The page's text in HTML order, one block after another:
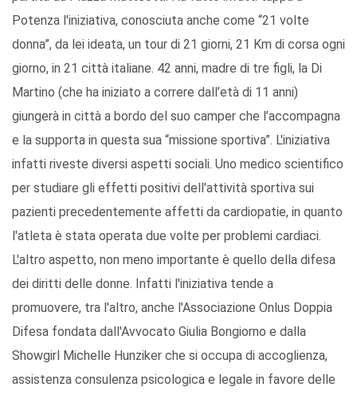
Potenza l'iniziativa, conosciuta anche come “21 volte
donna”, da lei ideata, un tour di 21 giorni, 21 Km di corsa ogni
giorno, in 21 città italiane. 42 anni, madre di tre figli, la Di
Martino (che ha iniziato a correre dall’età di 11 anni)
giungerà in città a bordo del suo camper che l’accompagna
e la supporta in questa sua “missione sportiva”. L'iniziativa
infatti riveste diversi aspetti sociali. Uno medico scientifico
per studiare gli effetti positivi dell'attività sportiva sui
pazienti precedentemente affetti da cardiopatie, in quanto
l'atleta è stata operata due volte per problemi cardiaci.
L'altro aspetto, non meno importante è quello della difesa
dei diritti delle donne. Infatti l'iniziativa tende a
promuovere, tra l'altro, anche l'Associazione Onlus Doppia
Difesa fondata dall'Avvocato Giulia Bongiorno e dalla
Showgirl Michelle Hunziker che si occupa di accoglienza,
assistenza consulenza psicologica e legale in favore delle